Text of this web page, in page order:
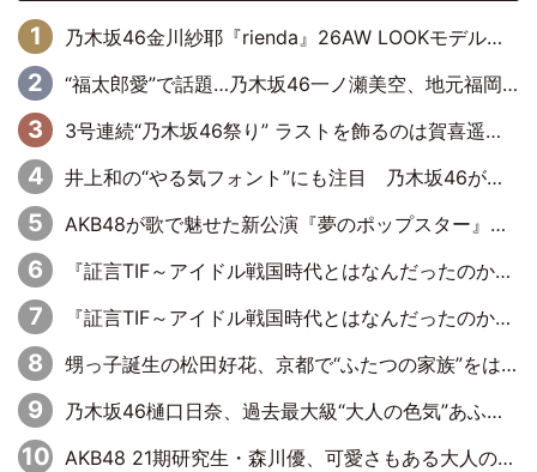
乃木坂46金川紗耶『rienda』26AW LOOKモデルに就任
“福太郎愛”で話題…乃木坂46一ノ瀬美空、地元福岡『めんべい25周年トップサポーター』に就任
3号連続“乃木坂46祭り” ラストを飾るのは賀喜遥香…5年ぶりの登場に「5年分大人になった私を見ていただけたら」
井上和の“やる気フォント”にも注目 乃木坂46が挑んだ書道パフォーマンスの舞台裏
AKB48が歌で魅せた新公演『夢のポップスター』 初日から全身全霊のステージ
『証言TIF～アイドル戦国時代とはなんだったのか～』第6回：でんぱ組.inc・古川未鈴×相沢梨紗「『ハロプロやりたかったな』って言ったら、夢眠ねむさんに『てめえはでんぱ組．incなんだよ！』って肩パンされて(笑)」
『証言TIF～アイドル戦国時代とはなんだったのか～』第11回：私立恵比寿中学・真山りか×安本彩花「TIFで10年ぶりのキョンシーメイクをしたら、場を完全に引かせてしまって。時代が変わったんだなって」
甥っ子誕生の松田好花、京都で“ふたつの家族”をはしご！ “母”黒谷友香に見送られ、“父”松岡昌宏とはハシゴ酒
乃木坂46樋口日奈、過去最大級“大人の色気”あふれる入浴姿披露
AKB48 21期研究生・森川優、可愛さもある大人の女性に